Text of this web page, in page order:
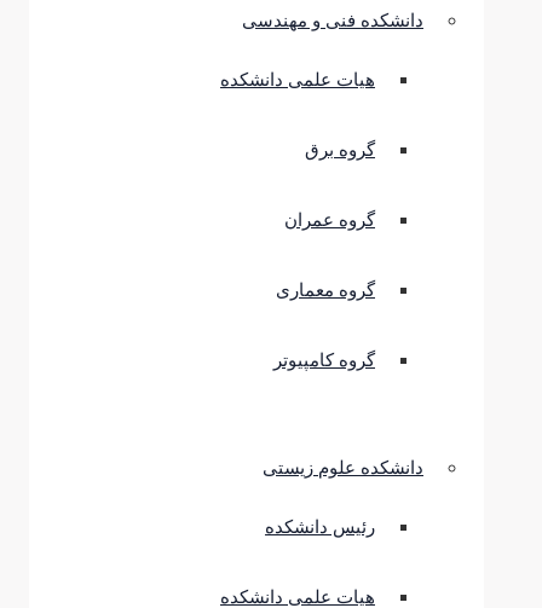
دانشکده فنی و مهندسی
هیات علمی دانشکده
گروه برق
گروه عمران
گروه معماری
گروه کامپیوتر
دانشکده علوم زیستی
رئیس دانشکده
هیات علمی دانشکده